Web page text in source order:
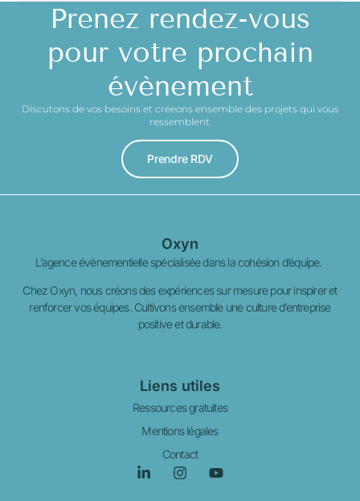
Prenez rendez-vous
pour votre prochain
évènement
Discutons de vos besoins et créeons ensemble des projets qui vous
ressemblent.
Prendre RDV
Oxyn
L’agence évènementielle spécialisée dans la cohésion d’équipe.
Chez Oxyn, nous créons des expériences sur mesure pour inspirer et
renforcer vos équipes. Cultivons ensemble une culture d’entreprise
positive et durable.
Liens utiles
Ressources gratuites
Mentions légales
Contact